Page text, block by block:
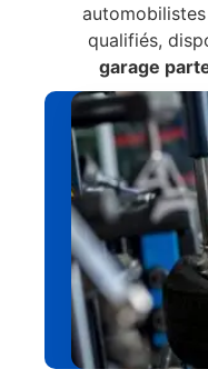
qualifiés,
garage